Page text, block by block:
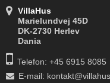
VillaHus
Marielundvej 45D
DK-2730 Herlev
Dania
Telefon: +45 6915 8085
E-mail: